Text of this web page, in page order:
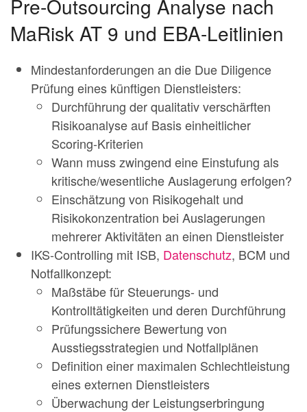
Pre-Outsourcing Analyse nach
MaRisk AT 9 und EBA-Leitlinien
Mindestanforderungen an die Due Diligence
Prüfung eines künftigen Dienstleisters:
Durchführung der qualitativ verschärften
Risikoanalyse auf Basis einheitlicher
Scoring-Kriterien
Wann muss zwingend eine Einstufung als
kritische/wesentliche Auslagerung erfolgen?
Einschätzung von Risikogehalt und
Risikokonzentration bei Auslagerungen
mehrerer Aktivitäten an einen Dienstleister
IKS-Controlling mit ISB, Datenschutz, BCM und
Notfallkonzept:
Maßstäbe für Steuerungs- und
Kontrolltätigkeiten und deren Durchführung
Prüfungssichere Bewertung von
Ausstiegsstrategien und Notfallplänen
Definition einer maximalen Schlechtleistung
eines externen Dienstleisters
Überwachung der Leistungserbringung